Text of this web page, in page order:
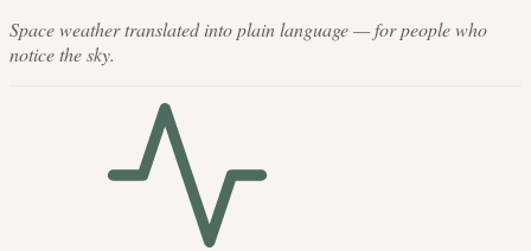
Space weather translated into plain language — for people who
notice the sky.